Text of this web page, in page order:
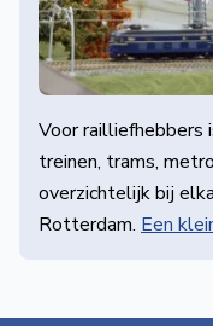
Voor railliefhebbers
treinen, trams,
overzichtelijk bij
Rotterdam. Een